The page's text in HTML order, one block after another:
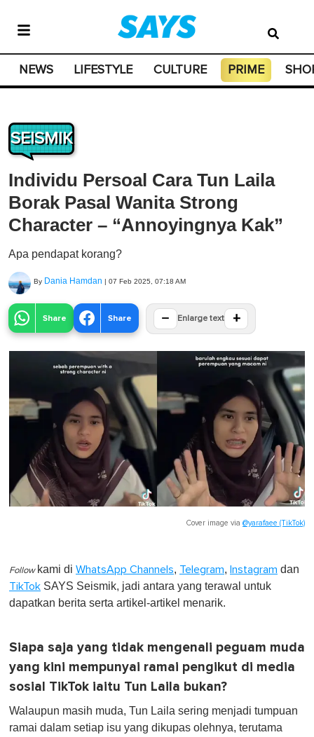
NEWS LIFESTYLE CULTURE PRIME
SEISMIK
Individu Persoal Cara Tun Laila
Borak Pasal Wanita Strong
Character – “Annoyingnya Kak”
Apa pendapat korang?
By Dania Hamdan | 07 Feb 2025, 07:18 AM
Share Share − Enlarge text +
Cover image via @yarafaee (TikTok)
Follow kami di WhatsApp Channels, Telegram, Instagram dan
TikTok SAYS Seismik, jadi antara yang terawal untuk
dapatkan berita serta artikel-artikel menarik.
Siapa saja yang tidak mengenali peguam muda
yang kini mempunyai ramai pengikut di media
sosial TikTok iaitu Tun Laila bukan?
Walaupun masih muda, Tun Laila sering menjadi tumpuan
ramai dalam setiap isu yang dikupas olehnya, terutama